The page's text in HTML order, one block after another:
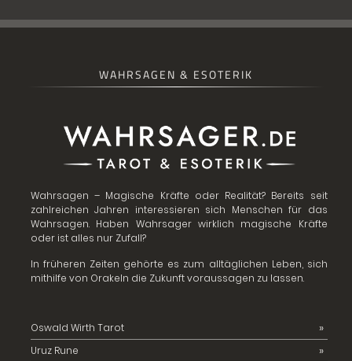
WAHRSAGEN & ESOTERIK
Wahrsagen – Magische Kräfte oder Realität? Bereits seit
zahlreichen Jahren interessieren sich Menschen für das
Wahrsagen. Haben Wahrsager wirklich magische Kräfte
oder ist alles nur Zufall?
In früheren Zeiten gehörte es zum alltäglichen Leben, sich
mithilfe von Orakeln die Zukunft voraussagen zu lassen.
Oswald Wirth Tarot
Uruz Rune